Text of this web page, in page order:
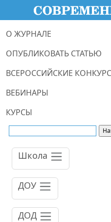
О ЖУРНАЛЕ
ОПУБЛИКОВАТЬ СТАТЬЮ
ВСЕРОССИЙСКИЕ
ВЕБИНАРЫ
КУРСЫ
Школа
ДОУ
ДОД